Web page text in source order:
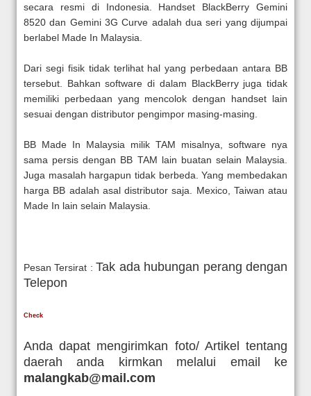
secara resmi di Indonesia. Handset BlackBerry Gemini
8520 dan Gemini 3G Curve adalah dua seri yang dijumpai
berlabel Made In Malaysia.
Dari segi fisik tidak terlihat hal yang perbedaan antara BB
tersebut. Bahkan software di dalam BlackBerry juga tidak
memiliki perbedaan yang mencolok dengan handset lain
sesuai dengan distributor pengimpor masing-masing.
BB Made In Malaysia milik TAM misalnya, software nya
sama persis dengan BB TAM lain buatan selain Malaysia.
Juga masalah hargapun tidak berbeda. Yang membedakan
harga BB adalah asal distributor saja. Mexico, Taiwan atau
Made In lain selain Malaysia.
Pesan Tersirat :Tak ada hubungan perang dengan
Telepon
Check
Anda dapat mengirimkan foto/ Artikel tentang
daerah anda kirmkan melalui email ke
malangkab@mail.com